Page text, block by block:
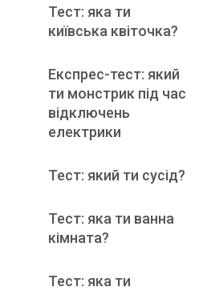
Тест: яка ти
київська квіточка?
Експрес-тест: який
ти монстрик під час
відключень
електрики
Тест: який ти сусід?
Тест: яка ти ванна
кімната?
Тест: яка ти